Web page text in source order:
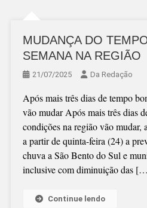
MUDANÇA DO
SEMANA NA REGIÃO
21/07/2025 Da Redação
Após mais três dias de tempo
vão mudar Após mais três dias
condições na região vão mudar,
a partir de quinta-feira (24) a
chuva a São Bento do Sul e
inclusive com diminuição das
Continue lendo